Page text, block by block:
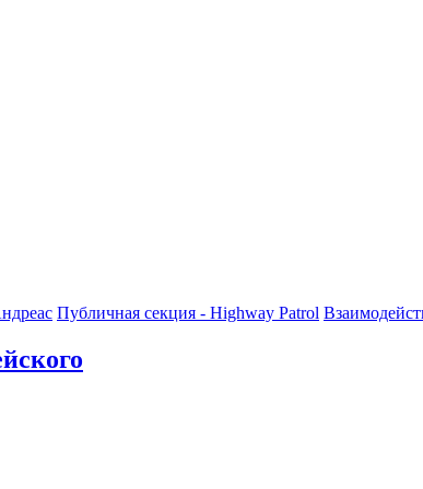
Публичная секция - Highway Patrol